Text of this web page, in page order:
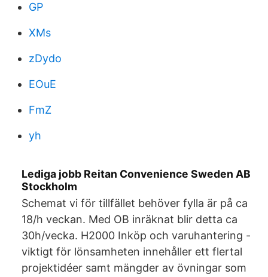
GP
XMs
zDydo
EOuE
FmZ
yh
Lediga jobb Reitan Convenience Sweden AB
Stockholm
Schemat vi för tillfället behöver fylla är på ca
18/h veckan. Med OB inräknat blir detta ca
30h/vecka. H2000 Inköp och varuhantering -
viktigt för lönsamheten innehåller ett flertal
projektidéer samt mängder av övningar som